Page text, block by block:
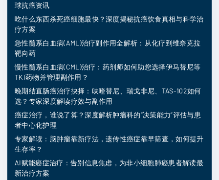
球抗癌资讯
吃什么东西杀死癌细胞最快？深度揭秘抗癌饮食真相与科学治
疗方案
急性髓系白血病(AML)治疗副作用全解析：从化疗到维奈克拉
靶向药
慢性髓系白血病(CML)治疗：药剂师如何助您选择伊马替尼等
TKI药物并管理副作用？
晚期结直肠癌治疗抉择：呋喹替尼、瑞戈非尼、TAS-102如何
选？专家深度解读疗效与副作用
癌症治疗，谁说了算？深度解析肿瘤科的“决策能力”评估与患
者中心化护理
专家解读：脑肿瘤靠新疗法，遗传性癌症靠早筛查，如何提升
生存率？
AI赋能癌症治疗：告别信息焦虑，为非小细胞肺癌患者解读最
新治疗方案